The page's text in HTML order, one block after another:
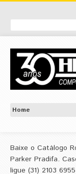
Baixe o Catálogo
Parker Pradifa.
ligue (31) 2103